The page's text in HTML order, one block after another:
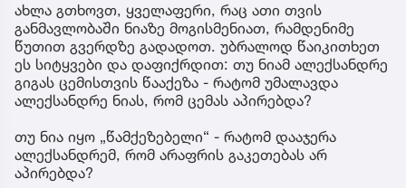
ახლა გთხოვთ, ყველაფერი, რაც ათი თვის
განმავლობაში ნიაზე მოგისმენიათ, რამდენიმე
წუთით გვერდზე გადადოთ. უბრალოდ წაიკითხეთ
ეს სიტყვები და დაფიქრდით: თუ ნიამ ალექსანდრე
გიგას ცემისთვის წააქეზა - რატომ უმალავდა
ალექსანდრე ნიას, რომ ცემას აპირებდა?
თუ ნია იყო „წამქეზებელი“ - რატომ დააჯერა
ალექსანდრემ, რომ არაფრის გაკეთებას არ
აპირებდა?